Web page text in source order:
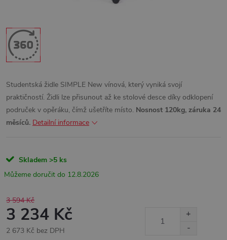
Studentská židle SIMPLE New vínová, který vyniká svojí
praktičností. Židli lze přisunout až ke stolové desce díky odklopení
područek v opěráku, čímž ušetříte místo. Nosnost 120kg, záruka 24
měsíců. Detailní informace
Skladem >5 ks
12.8.2026
3 594 Kč
3 234 Kč
2 673 Kč bez DPH